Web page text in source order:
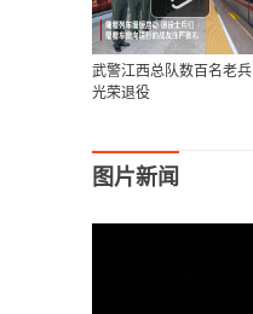
武警江西总队数百名老兵
光荣退役
图片新闻